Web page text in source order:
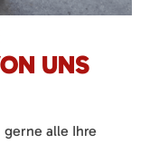
UNS
alle Ihre